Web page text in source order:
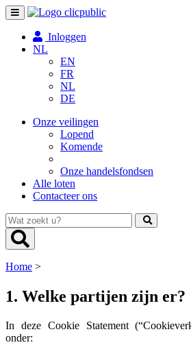
Toggle
navigation
Inloggen
NL
EN
FR
NL
DE
Onze veilingen
Lopend
Komende
Onze handelsfondsen
Alle loten
Contacteer ons
Wat
zoekt
u?
Home >
1. Welke partijen zijn er?
In deze Cookie Statement
onder: